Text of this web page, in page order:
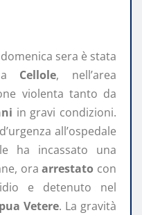
sera è stata
a Cellole, nell’area
violenta tanto da
in gravi condizioni.
all’ospedale
ha incassato una
oraarrestato con
e detenuto nel
Vetere. La gravità